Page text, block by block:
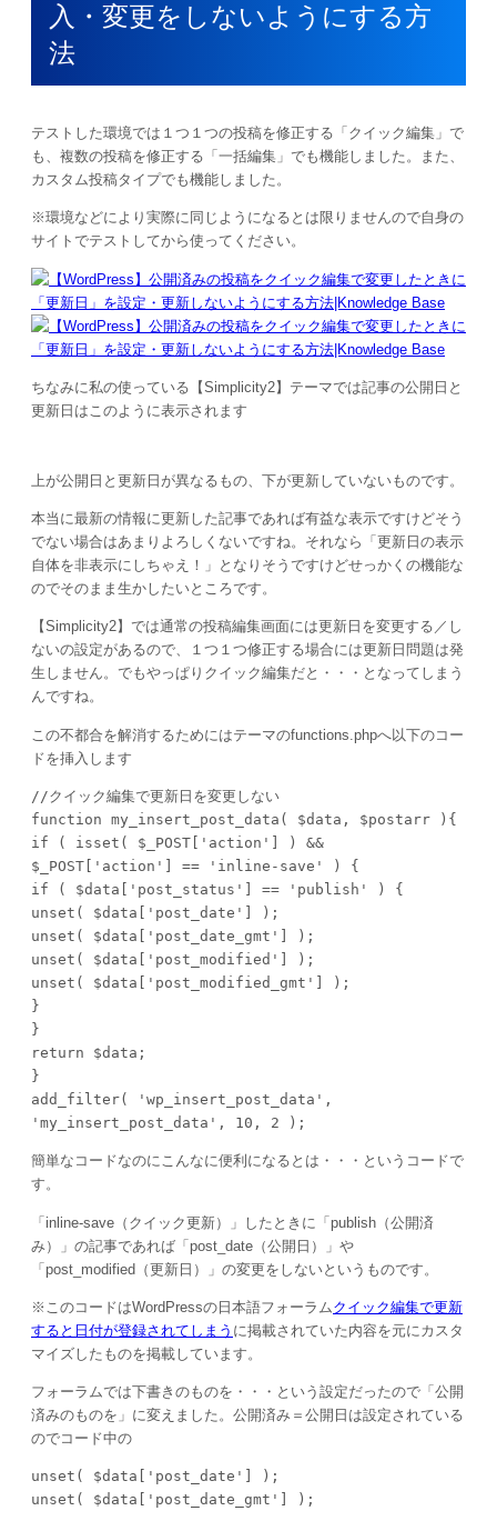
入・変更をしないようにする方
法
テストした環境では１つ１つの投稿を修正する「クイック編集」で
も、複数の投稿を修正する「一括編集」でも機能しました。また、
カスタム投稿タイプでも機能しました。
※環境などにより実際に同じようになるとは限りませんので自身の
サイトでテストしてから使ってください。
ちなみに私の使っている【Simplicity2】テーマでは記事の公開日と
更新日はこのように表示されます
上が公開日と更新日が異なるもの、下が更新していないものです。
本当に最新の情報に更新した記事であれば有益な表示ですけどそう
でない場合はあまりよろしくないですね。それなら「更新日の表示
自体を非表示にしちゃえ！」となりそうですけどせっかくの機能な
のでそのまま生かしたいところです。
【Simplicity2】では通常の投稿編集画面には更新日を変更する／し
ないの設定があるので、１つ１つ修正する場合には更新日問題は発
生しません。でもやっぱりクイック編集だと・・・となってしまう
んですね。
この不都合を解消するためにはテーマのfunctions.phpへ以下のコー
ドを挿入します
//クイック編集で更新日を変更しない
function my_insert_post_data( $data, $postarr ){
if ( isset( $_POST['action'] ) &&
$_POST['action'] == 'inline-save' ) {
if ( $data['post_status'] == 'publish' ) {
unset( $data['post_date'] );
unset( $data['post_date_gmt'] );
unset( $data['post_modified'] );
unset( $data['post_modified_gmt'] );
}
}
return $data;
}
add_filter( 'wp_insert_post_data',
'my_insert_post_data', 10, 2 );
簡単なコードなのにこんなに便利になるとは・・・というコードで
す。
「inline-save（クイック更新）」したときに「publish（公開済
み）」の記事であれば「post_date（公開日）」や
「post_modified（更新日）」の変更をしないというものです。
※このコードはWordPressの日本語フォーラムクイック編集で更新
すると日付が登録されてしまう に掲載されていた内容を元にカスタ
マイズしたものを掲載しています。
フォーラムでは下書きのものを・・・という設定だったので「公開
済みのものを」に変えました。公開済み＝公開日は設定されている
のでコード中の
unset( $data['post_date'] );
unset( $data['post_date_gmt'] );